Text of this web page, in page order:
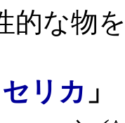
的な物
リカ 」